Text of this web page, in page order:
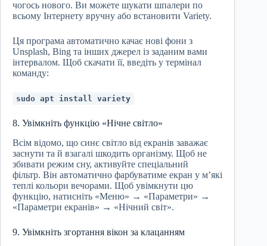
чогось нового. Ви можете шукати шпалери по
всьому Інтернету вручну або встановити Variety.
Ця програма автоматично качає нові фони з
Unsplash, Bing та інших джерел із заданим вами
інтервалом. Щоб скачати її, введіть у термінал
команду:
sudo apt install variety
8. Увімкніть функцію «Нічне світло»
Всім відомо, що синє світло від екранів заважає
заснути та й взагалі шкодить організму. Щоб не
збивати режим сну, активуйте спеціальний
фільтр. Він автоматично фарбуватиме екран у м’які
теплі кольори вечорами. Щоб увімкнути цю
функцію, натисніть «Меню» → «Параметри» →
«Параметри екранів» → «Нічний світ».
9. Увімкніть згортання вікон за клацанням